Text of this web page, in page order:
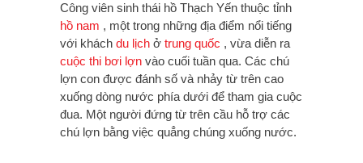
Công viên sinh thái hồ Thạch Yến thuộc tỉnh
hồ nam , một trong những địa điểm nổi tiếng
với khách du lịch ở trung quốc , vừa diễn ra
cuộc thi bơi lợn vào cuối tuần qua. Các chú
lợn con được đánh số và nhảy từ trên cao
xuống dòng nước phía dưới để tham gia cuộc
đua. Một người đứng từ trên cầu hỗ trợ các
chú lợn bằng việc quẳng chúng xuống nước.